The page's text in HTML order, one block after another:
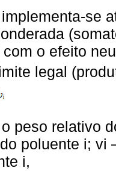
se
o efeito
legal
peso relativo
poluente i; vi
i,